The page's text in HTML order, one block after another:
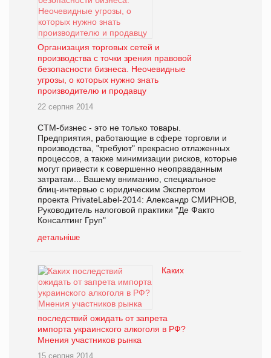
Организация торговых сетей и
производства с точки зрения правовой
безопасности бизнеса. Неочевидные
угрозы, о которых нужно знать
производителю и продавцу
22 серпня 2014
СТМ-бизнес - это не только товары.
Предприятия, работающие в сфере торговли и
производства, "требуют" прекрасно отлаженных
процессов, а также минимизации рисков, которые
могут привести к совершенно неоправданным
затратам... Вашему вниманию, специальное
блиц-интервью с юридическим Экспертом
проекта PrivateLabel-2014: Александр СМИРНОВ,
Руководитель налоговой практики "Де Факто
Консалтинг Груп"
детальніше
Каких
последствий ожидать от запрета
импорта украинского алкоголя в РФ?
Мнения участников рынка
15 серпня 2014